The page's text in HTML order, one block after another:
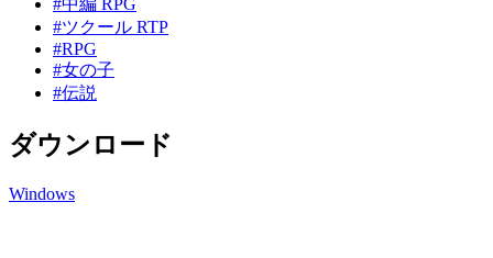
#ツクール RTP
#RPG
#女の子
#伝説
ダウンロード
Windows